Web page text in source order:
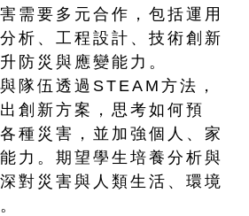
需要多元合作，包括運用
析、工程設計、技術創新
防災與應變能力。
隊伍透過STEAM方法，
創新方案，思考如何預
種災害，並加強個人、家
力。期望學生培養分析與
對災害與人類生活、環境